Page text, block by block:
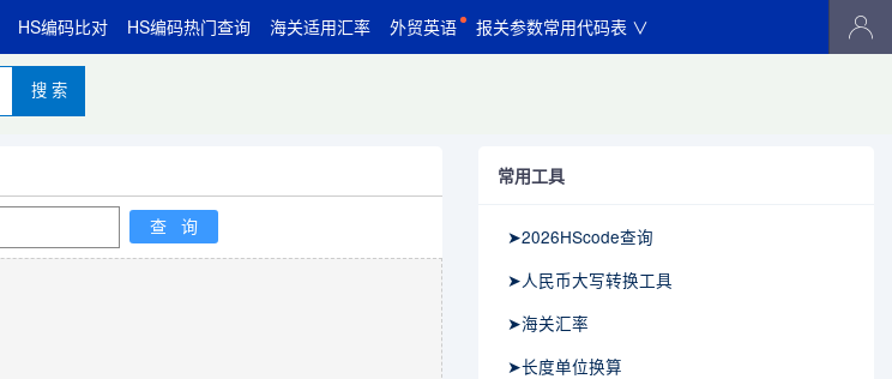
HS编码比对 HS编码热门查询 海关适用汇率 外贸英语 报关参数常用代码表 ∨
搜 索
常用工具
➤2026HScode查询
➤人民币大写转换工具
➤海关汇率
➤长度单位换算